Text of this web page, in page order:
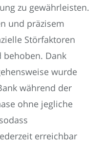
zu gewährleisten.
und präzisem
Störfaktoren
Dank
wurde
während der
ohne jegliche
erreichbar